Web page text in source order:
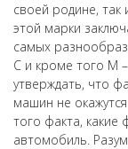
своей родине, так
этой марки
самых
С и кроме того М
утверждать, что
машин не
того факта, какие
автомобиль.